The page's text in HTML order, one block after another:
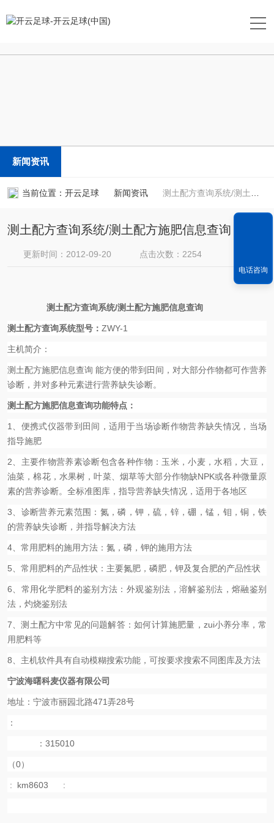
新闻资讯
当前位置： 开云足球 新闻资讯 测土配方查询系统/测土配方施肥信息查询
测土配方查询系统/测土配方施肥信息查询
更新时间：2012-09-20
点击次数：2254
测土配方查询系统/测土配方施肥信息查询
测土配方查询系统型号： ZWY-1
主机简介：
测土配方施肥信息查询 能方便的带到田间，对大部分作物都可作营养
诊断，并对多种元素进行营养缺失诊断。
测土配方施肥信息查询功能特点：
1
、便携式仪器带到田间，适用于当场诊断作物营养缺失情况，当场
指导施肥
2 、主要作物营养素诊断包含各种作物：玉米，小麦，水稻，大豆，
油菜，棉花，水果树，叶菜、烟草等大部分作物缺NPK或各种微量原
素的营养诊断。全标准图库，指导营养缺失情况，适用于各地区
3 、诊断营养元素范围：氮，磷，钾，硫，锌，硼，锰，钼，铜，铁
的营养缺失诊断，并指导解决方法
4 、常用肥料的施用方法：氮，磷，钾的施用方法
5 、常用肥料的产品性状：主要氮肥，磷肥，钾及复合肥的产品性状
6 、常用化学肥料的鉴别方法：外观鉴别法，溶解鉴别法，熔融鉴别
法，灼烧鉴别法
7 、测土配方中常见的问题解答：如何计算施肥量，zui小养分率，常
用肥料等
8 、主机软件具有自动模糊搜索功能，可按要求搜索不同图库及方法
宁波海曙科麦仪器有限公司
地址：宁波市丽园北路471弄28号
：
：315010
（0）
: km8603 :
电话咨询